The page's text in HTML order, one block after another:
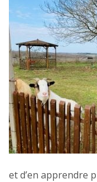
et d’en apprendre